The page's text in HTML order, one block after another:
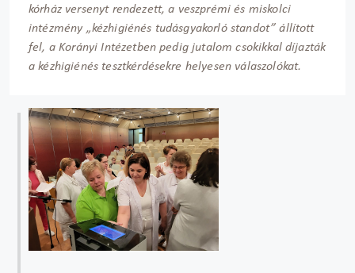
kórház versenyt rendezett, a veszprémi és miskolci
intézmény „kézhigiénés tudásgyakorló standot” állított
fel, a Korányi Intézetben pedig jutalom csokikkal díjazták
a kézhigiénés tesztkérdésekre helyesen válaszolókat.